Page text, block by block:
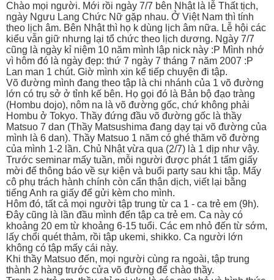
Chào mọi người. Mới rồi ngày 7/7 bên Nhật là lễ Thất tịch,
ngày Ngưu Lang Chức Nữ gặp nhau. Ở Việt Nam thì tính
theo lịch âm. Bên Nhật thì họ k dùng lịch âm nữa. Lễ hội các
kiểu vẫn giữ nhưng lại tổ chức theo lịch dương. Ngày 7/7
cũng là ngày kỉ niệm 10 năm mình lập nick này :P Mình nhớ
vì hôm đó là ngày đẹp: thứ 7 ngày 7 tháng 7 năm 2007 :P
Lan man 1 chút. Giờ mình xin kể tiếp chuyện đi tập.
Võ đường mình đang theo tập là chi nhánh của 1 võ đường
lớn có trụ sở ở tỉnh kế bên. Họ gọi đó là Bản bộ đạo tràng
(Hombu dojo), nôm na là võ đường gốc, chứ không phải
Hombu ở Tokyo. Thầy đứng đầu võ đường gốc là thầy
Matsuo 7 dan (Thầy Matsushima đang dạy tại võ đường của
mình là 6 dan). Thầy Matsuo 1 năm có ghé thăm võ đường
của mình 1-2 lần. Chủ Nhật vừa qua (2/7) là 1 dịp như vậy.
Trước seminar mấy tuần, mỗi người được phát 1 tấm giấy
mời để thông báo về sự kiện và buổi party sau khi tập. Mấy
cô phụ trách hành chính còn cẩn thận dịch, viết lại bằng
tiếng Anh ra giấy để gửi kèm cho mình.
Hôm đó, tất cả mọi người tập trung từ ca 1 - ca trẻ em (9h).
Đây cũng là lần đầu mình đến tập ca trẻ em. Ca này có
khoảng 20 em từ khoảng 6-15 tuổi. Các em nhỏ đến từ sớm,
lấy chổi quét thảm, rồi tập ukemi, shikko. Ca người lớn
không có tập mấy cái này.
Khi thầy Matsuo đến, mọi người cùng ra ngoài, tập trung
thành 2 hàng trước cửa võ đường để chào thầy.